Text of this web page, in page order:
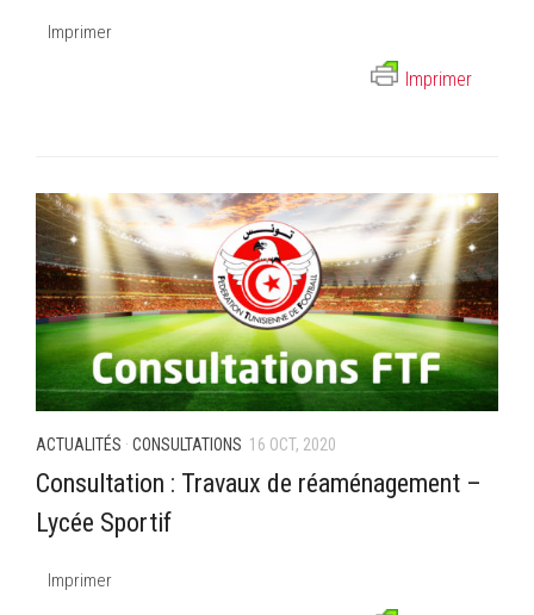
Imprimer
Imprimer
ACTUALITÉS · CONSULTATIONS 16 OCT, 2020
Consultation : Travaux de réaménagement –
Lycée Sportif
Imprimer